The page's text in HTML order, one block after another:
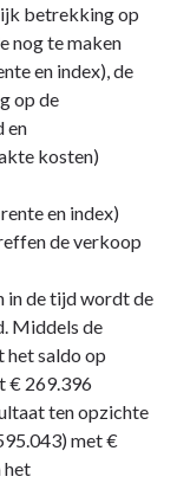
betrekking op
nog te maken
en index), de
op de
en
kosten)
en index)
de verkoop
in de tijd wordt de
Middels de
het saldo op
€ 269.396
ten opzichte
met €
het